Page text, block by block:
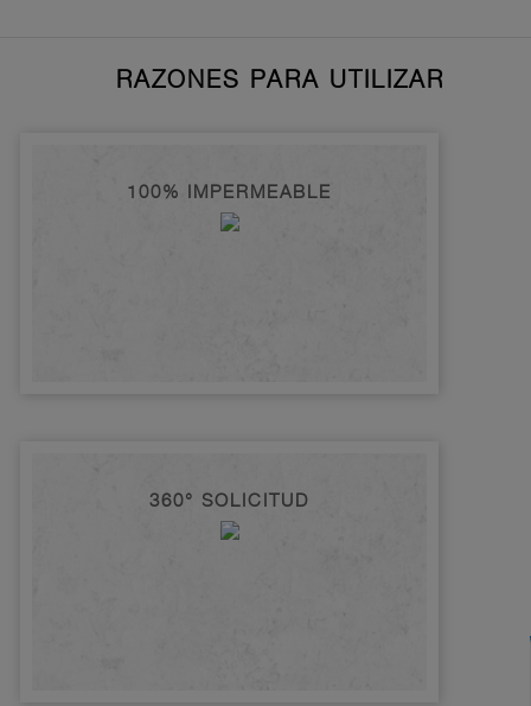
RAZONES PARA UTILIZAR
100% IMPERMEABLE
360° SOLICITUD